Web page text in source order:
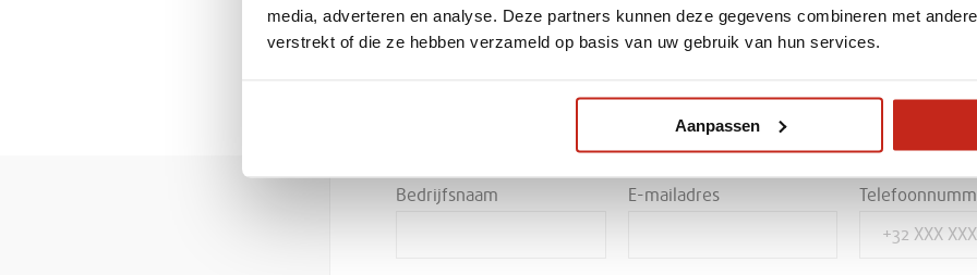
media, adverteren en analyse. Deze partners kunnen deze gegevens combineren met
verstrekt of die ze hebben verzameld op basis van uw gebruik van hun services.
Aanpassen
Bedrijfsnaam E-mailadres